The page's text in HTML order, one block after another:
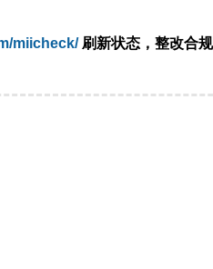
miicheck/刷新状态，整改合规